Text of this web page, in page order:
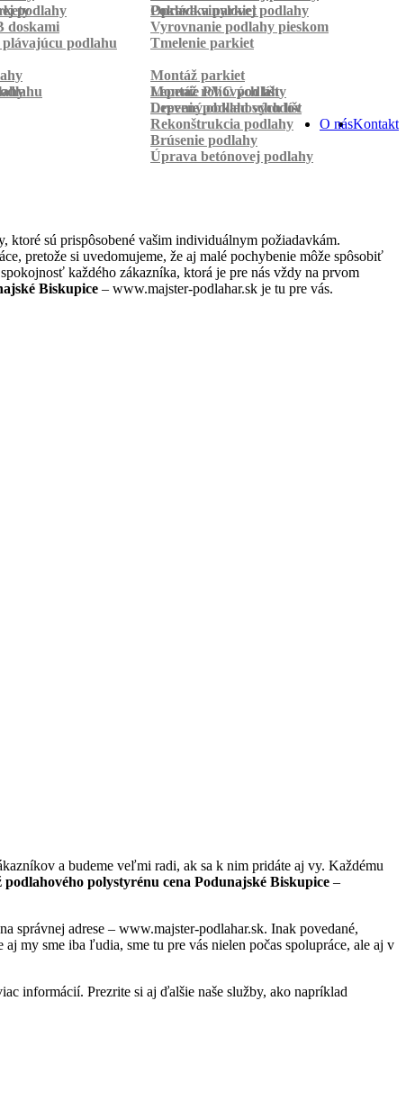
Pokládka parkiet
podlahy
Oprava vinylovej podlahy
doskami
Vyrovnanie podlahy pieskom
podlahu
Tmelenie parkiet
Montáž parkiet
Montáž rohových líšt
Lepenie PVC podlahy
Lepenie podlahových líšt
Drevený obklad schodov
Rekonštrukcia podlahy
Brúsenie podlahy
Úprava betónovej podlahy
Kontakt
O nás
ktoré sú prispôsobené vašim individuálnym požiadavkám.
pretože si uvedomujeme, že aj malé pochybenie môže spôsobiť
každého zákazníka, ktorá je pre nás vždy na prvom
Biskupice – www.majster-podlahar.sk je tu pre vás.
a budeme veľmi radi, ak sa k nim pridáte aj vy. Každému
podlahového polystyrénu cena Podunajské Biskupice –
správnej adrese – www.majster-podlahar.sk. Inak povedané,
my sme iba ľudia, sme tu pre vás nielen počas spolupráce, ale aj v
informácií. Prezrite si aj ďalšie naše služby, ako napríklad